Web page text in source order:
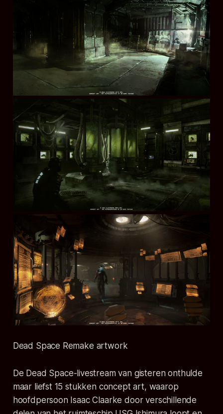
Dead Space Remake artwork
De Dead Space-livestream van gisteren onthulde
maar liefst 15 stukken concept art, waarop
hoofdpersoon Isaac Claarke door verschillende